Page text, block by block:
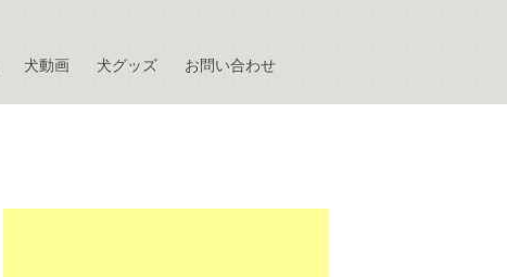
犬動画 犬グッズ お問い合わせ